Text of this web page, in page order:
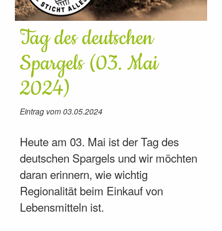
Tag des deutschen
Spargels (03. Mai
2024)
Eintrag vom 03.05.2024
Heute am 03. Mai ist der Tag des
deutschen Spargels und wir möchten
daran erinnern, wie wichtig
Regionalität beim Einkauf von
Lebensmitteln ist.